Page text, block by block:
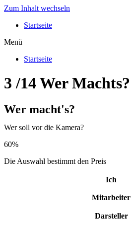
Zum Inhalt wechseln
Startseite
Menü
Startseite
3 /14 Wer Machts?
Wer macht's?
Wer soll vor die Kamera?
60%
Die Auswahl bestimmt den Preis
Ich
Mitarbeiter
Darsteller